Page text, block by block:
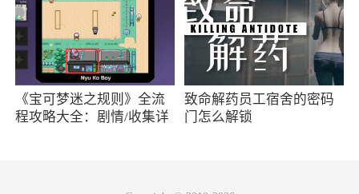
5、首月完全免费，为你提供超多特权
6、作者直播］每晚8点直播漫画家不为人知
的真面目
小编评价
《宝可梦迷之规则》全流
程攻略大全：剧情/收集详
致命解药员工宿舍的密码
门怎么解锁